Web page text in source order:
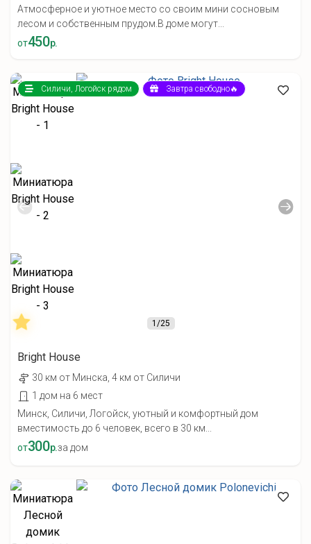
Атмосферное и уютное место со своим мини сосновым
лесом и собственным прудом.В доме могут...
от450р.
1/25
Силичи, Логойск рядом Завтра свободно🔥
Bright House
30 км от Минска, 4 км от Силичи
1 дом на 6 мест
Минск, Силичи, Логойск, уютный и комфортный дом
вместимость до 6 человек, всего в 30 км...
от300р.за дом